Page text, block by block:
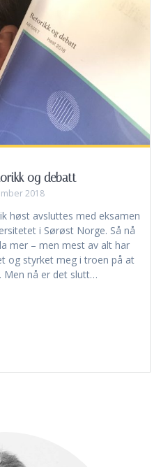
og debatt
2018
høst avsluttes med eksamen
i Sørøst Norge. Så nå
mer – men mest av alt har
og styrket meg i troen på at
Men nå er det slutt…